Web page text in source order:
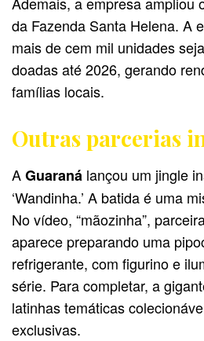
da Fazenda Santa Helena. A
mais de cem mil unidades
doadas até 2026, gerando
famílias locais.
Outras parcerias
AGuaraná lançou um jingle
‘Wandinha.’ A batida é uma
No vídeo, “mãozinha”,
aparece preparando uma
refrigerante, com figurino e
série. Para completar, a
latinhas temáticas
exclusivas.